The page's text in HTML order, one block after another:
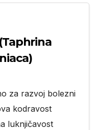
za razvoj bolezni
kodravost
luknjičavost